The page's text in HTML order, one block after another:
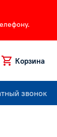
Корзина
звонок